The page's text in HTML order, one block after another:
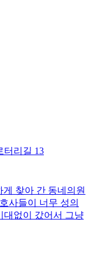
터리길 13
찾아 간 동네의원
사들이 너무 성의
대없이 갔어서 그냥